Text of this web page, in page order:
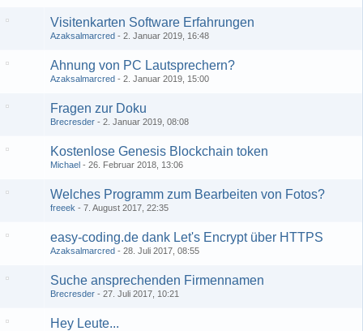
Visitenkarten Software Erfahrungen
Azaksalmarcred 2. Januar 2019, 16:48
Ahnung von PC Lautsprechern?
Azaksalmarcred 2. Januar 2019, 15:00
Fragen zur Doku
Brecresder 2. Januar 2019, 08:08
Kostenlose Genesis Blockchain token
Michael 26. Februar 2018, 13:06
Welches Programm zum Bearbeiten von Fotos?
freeek 7. August 2017, 22:35
easy-coding.de dank Let's Encrypt über HTTPS
Azaksalmarcred 28. Juli 2017, 08:55
Suche ansprechenden Firmennamen
Brecresder 27. Juli 2017, 10:21
Hey Leute...